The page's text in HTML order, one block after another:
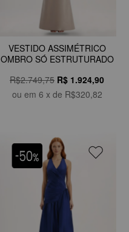
VESTIDO ASSIMÉTRICO
OMBRO SÓ ESTRUTURADO
R$2.749,75 R$ 1.924,90
ou em 6 x de R$320,82